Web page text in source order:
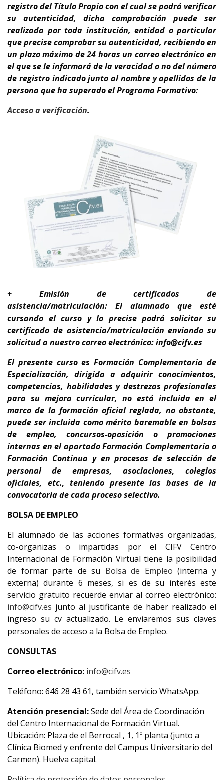
registro del Título Propio con el cual se podrá verificar
su autenticidad, dicha comprobación puede ser
realizada por toda institución, entidad o particular
que precise comprobar su autenticidad, recibiendo en
un plazo máximo de 24 horas un correo electrónico en
el que se le informará de la veracidad o no del número
de registro indicado junto al nombre y apellidos de la
persona que ha superado el Programa Formativo:
Acceso a verificación.
+ Emisión de certificados de
asistencia/matriculación: El alumnado que esté
cursando el curso y lo precise podrá solicitar su
certificado de asistencia/matriculación enviando su
solicitud a nuestro correo electrónico: info@cifv.es
El presente curso esFormación Complementaria de
Especialización, dirigida a adquirir conocimientos,
competencias, habilidades y destrezas profesionales
para sumejora curricular, no está incluida en el
marco de la formación oficial reglada, no obstante,
puede ser incluida como mérito baremable en bolsas
de empleo, concursos-oposición o promociones
internas en el apartado Formación Complementaria o
Formación Continua y en procesos de selección de
personal de empresas, asociaciones, colegios
oficiales, etc., teniendo presentelas bases de la
convocatoria de cada proceso selectivo.
BOLSA DE EMPLEO
El alumnado de las acciones formativas organizadas,
co-organizas o impartidas por el CIFV Centro
Internacional de Formación Virtual tiene la posibilidad
de formar parte de su Bolsa de Empleo (interna y
externa) durante 6 meses, si es de su interés este
servicio gratuito recuerde enviar al correo electrónico:
info@cifv.es junto al justificante de haber realizado el
ingreso su cv actualizado. Le enviaremos sus claves
personales de acceso a la Bolsa de Empleo.
CONSULTAS
Correo electrónico: info@cifv.es
Teléfono: 646 28 43 61, también servicio WhatsApp.
Atención presencial:Sede del Área de Coordinación
del Centro Internacional de Formación Virtual.
Ubicación: Plaza de el Berrocal , 1, 1º planta (junto a
Clínica Biomed y enfrente del Campus Universitario del
Carmen). Huelva capital.